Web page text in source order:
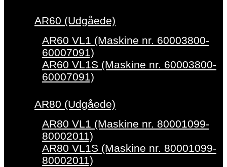
AR60 (Udgåede)
AR60 VL1 (Maskine nr. 60003800-
60007091)
AR60 VL1S (Maskine nr. 60003800-
60007091)
AR80 (Udgåede)
AR80 VL1 (Maskine nr. 80001099-
80002011)
AR80 VL1S (Maskine nr. 80001099-
80002011)